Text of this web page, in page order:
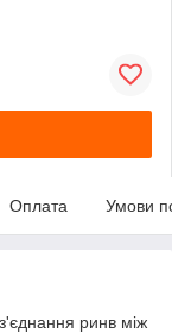
Оплата Умови
ринв між